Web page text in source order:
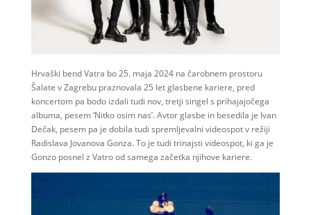
Hrvaški bend Vatra bo 25. maja 2024 na čarobnem prostoru
Šalate v Zagrebu praznovala 25 let glasbene kariere, pred
koncertom pa bodo izdali tudi nov, tretji singel s prihajajočega
albuma, pesem ‘Nitko osim nas’. Avtor glasbe in besedila je Ivan
Dečak, pesem pa je dobila tudi spremljevalni videospot v režiji
Radislava Jovanova Gonza. To je tudi trinajsti videospot, ki ga je
Gonzo posnel z Vatro od samega začetka njihove kariere.